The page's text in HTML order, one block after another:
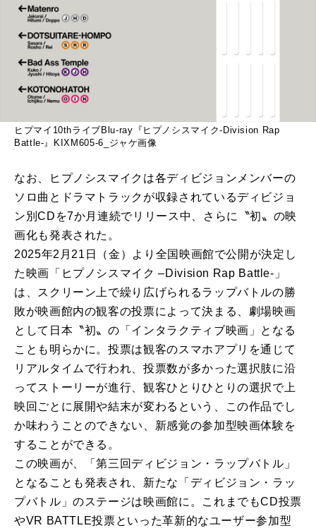
ヒプマイ10thライブBlu-ray『ヒプノシスマイク-Division Rap
Battle-』KIXM605-6_ジャケ画像
なお、ヒプノシスマイクは各ディビジョンメンバーの
ソロ曲とドラマトラックが収録されているディビジョ
ン別CDを7か月連続でリリース中、さらに〝初〟の映
画化も発表された。
2025年2月21日（金）より全国映画館で公開が決定し
た映画「ヒプノシスマイク –Division Rap Battle-」
は、スクリーン上で繰り広げられるラップバトルの勝
敗が映画館内の観客の投票によって決まる、劇場映画
として日本〝初〟の「インタラクティブ映画」となる
ことも明らかに。投票は観客のスマホアプリを通じて
リアルタイムで行われ、投票数が多かった選択肢に沿
ってストーリーが進行、観客ひとりひとりの選択で上
映回ごとに展開や結末が変わるという、この作品でし
か味わうことのできない、新感覚の参加型映画体験を
することができる。
この映画が、「第三回ディビジョン・ラップバトル」
となることも発表され、新たな「ディビジョン・ラッ
プバトル」のステージは映画館に。これまでもCD投票
やVR BATTLE投票といった革新的なユーザー参加型